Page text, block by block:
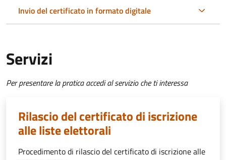
Invio del certificato in formato digitale
Servizi
Per presentare la pratica accedi al servizio che ti interessa
Rilascio del certificato di iscrizione
alle liste elettorali
Procedimento di rilascio del certificato di iscrizione alle